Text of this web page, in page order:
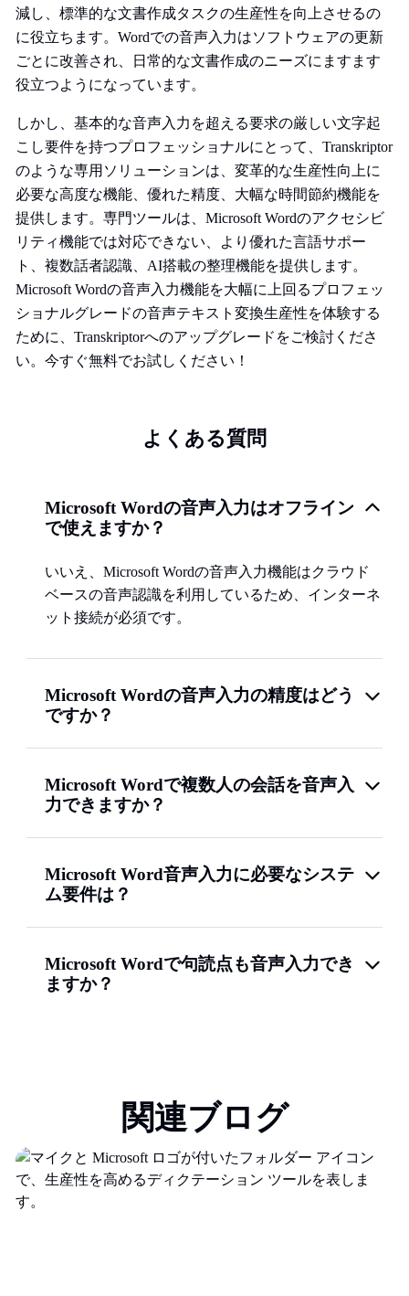
減し、標準的な文書作成タスクの生産性を向上させるの
に役立ちます。Wordでの音声入力はソフトウェアの更新
ごとに改善され、日常的な文書作成のニーズにますます
役立つようになっています。
しかし、基本的な音声入力を超える要求の厳しい文字起
こし要件を持つプロフェッショナルにとって、Transkriptor
のような専用ソリューションは、変革的な生産性向上に
必要な高度な機能、優れた精度、大幅な時間節約機能を
提供します。専門ツールは、Microsoft Wordのアクセシビ
リティ機能では対応できない、より優れた言語サポー
ト、複数話者認識、AI搭載の整理機能を提供します。
Microsoft Wordの音声入力機能を大幅に上回るプロフェッ
ショナルグレードの音声テキスト変換生産性を体験する
ために、Transkriptorへのアップグレードをご検討くださ
い。今すぐ無料でお試しください！
よくある質問
Microsoft Wordの音声入力はオフライン
で使えますか？
いいえ、Microsoft Wordの音声入力機能はクラウド
ベースの音声認識を利用しているため、インターネ
ット接続が必須です。
Microsoft Wordの音声入力の精度はどう
ですか？
Microsoft Wordで複数人の会話を音声入
力できますか？
Microsoft Word音声入力に必要なシステ
ム要件は？
Microsoft Wordで句読点も音声入力でき
ますか？
関連ブログ